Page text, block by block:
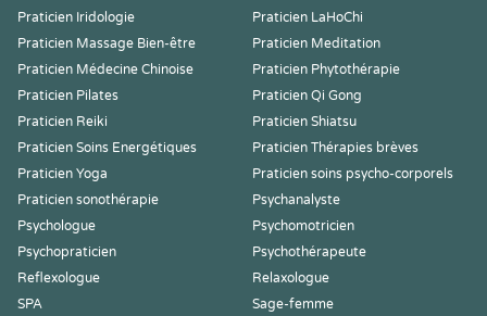
Praticien Iridologie
Praticien LaHoChi
Praticien Massage Bien-être
Praticien Meditation
Praticien Médecine Chinoise
Praticien Phytothérapie
Praticien Pilates
Praticien Qi Gong
Praticien Reiki
Praticien Shiatsu
Praticien Soins Energétiques
Praticien Thérapies brèves
Praticien Yoga
Praticien soins psycho-corporels
Praticien sonothérapie
Psychanalyste
Psychologue
Psychomotricien
Psychopraticien
Psychothérapeute
Reflexologue
Relaxologue
SPA
Sage-femme